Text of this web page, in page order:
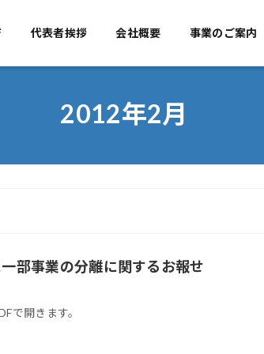
TOPページ 代表者挨拶
代表者挨拶 会社概要 事業のご案内
2012年2月
部事業の分離に関するお報せ
で開きます。